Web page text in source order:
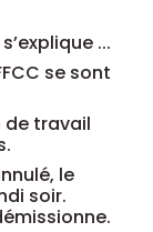
...
se sont
de travail
le
soir.